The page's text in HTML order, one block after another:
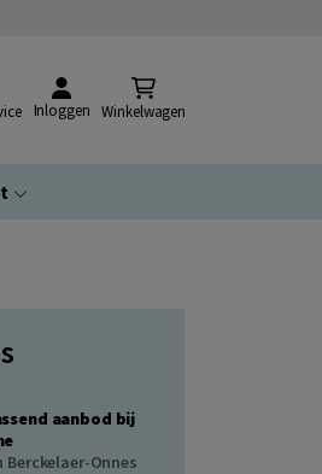
Inloggen Winkelwagen
aanbod bij
Berckelaer-Onnes